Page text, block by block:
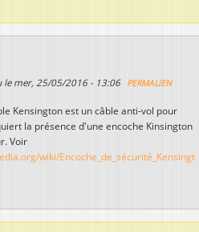
lemer, 25/05/2016 - 13:06 PERMALIEN
Kensington est un câble anti-vol pour
la présence d'une encoche Kinsington
Voir
wiki/Encoche_de_sécurité_Kensingt